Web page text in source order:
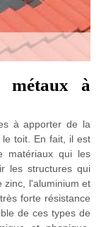
métaux à
à apporter de la
toit. En fait, il est
matériaux qui les
les structures qui
zinc, l'aluminium et
forte résistance
de ces types de